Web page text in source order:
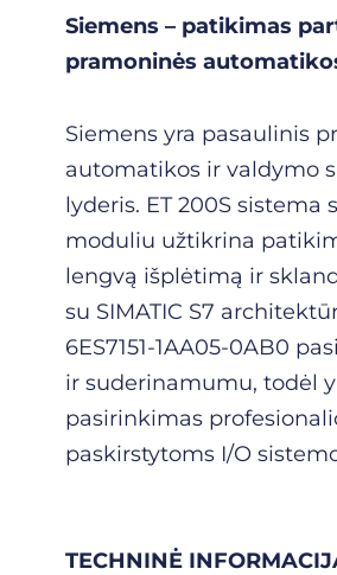
TECHNINĖ
Siemens – patikimas
pramoninės
Siemens yra pasaulinis
automatikos ir valdymo
lyderis. ET 200S sistema
moduliu užtikrina
lengvą išplėtimą ir
su SIMATIC S7
6ES7151-1AA05-0AB0
ir suderinamumu, todėl
pasirinkimas
paskirstytoms I/O